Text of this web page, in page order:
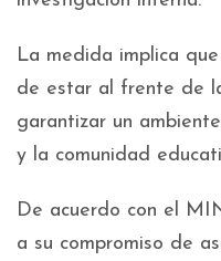
La medida implica
de estar al frente de
garantizar un
y la comunidad
De acuerdo con el
a su compromiso de